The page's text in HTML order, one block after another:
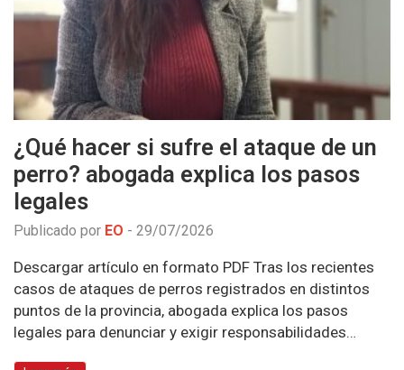
¿Qué hacer si sufre el ataque de un
perro? abogada explica los pasos
legales
Publicado por EO - 29/07/2026
Descargar artículo en formato PDF Tras los recientes
casos de ataques de perros registrados en distintos
puntos de la provincia, abogada explica los pasos
legales para denunciar y exigir responsabilidades…